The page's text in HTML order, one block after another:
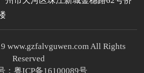
www.gzfalvguwen.com All Rights
Reserved
： 粤ICP备16100089号